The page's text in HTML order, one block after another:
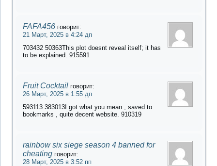
FAFA456 говорит:
21 Март, 2025 в 4:24 дп
703432 50363This plot doesnt reveal itself; it has
to be explained. 915591
Fruit Cocktail говорит:
26 Март, 2025 в 1:55 дп
593113 383013I got what you mean , saved to
bookmarks , quite decent website. 910319
rainbow six siege season 4 banned for
cheating говорит:
28 Март, 2025 в 3:52 пп